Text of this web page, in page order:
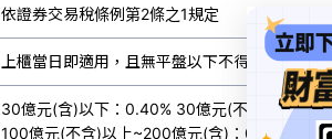
依證券交易稅條例第2條之1規定
上櫃當日即適用，且無平盤以下不得融券及借
30億元(含)以下：0.40% 30億元(不含)以上
100億元(不含)以上~200億元(含)：0.25% 200